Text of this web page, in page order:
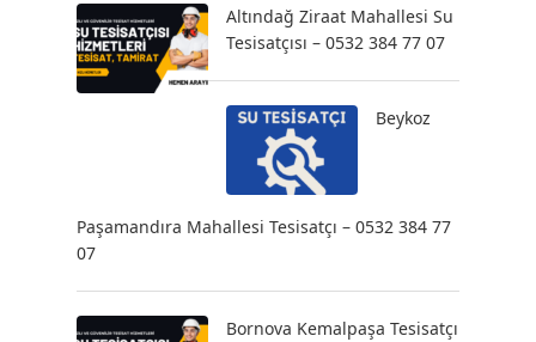
Altındağ Ziraat Mahallesi Su
Tesisatçısı – 0532 384 77 07
Beykoz
Paşamandıra Mahallesi Tesisatçı – 0532 384 77
07
Bornova Kemalpaşa Tesisatçı